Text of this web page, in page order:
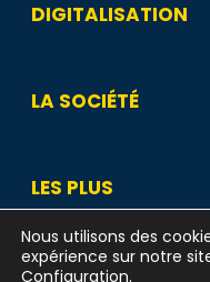
DIGITALISATION
LA SOCIÉTÉ
LES PLUS
Nous utilisons des
expérience sur notre
Configuration.